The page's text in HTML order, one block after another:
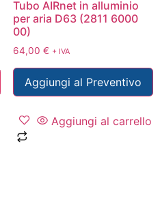
Tubo AIRnet in alluminio
per aria D63 (2811 6000
00)
64,00 € + IVA
Aggiungi al Preventivo
Aggiungi al carrello